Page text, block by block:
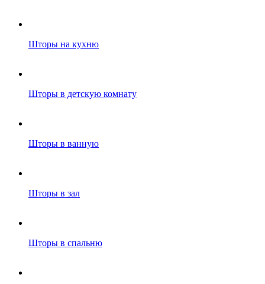
Шторы на кухню
Шторы в детскую комнату
Шторы в ванную
Шторы в зал
Шторы в спальню